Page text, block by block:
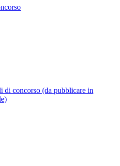
di concorso (da pubblicare in